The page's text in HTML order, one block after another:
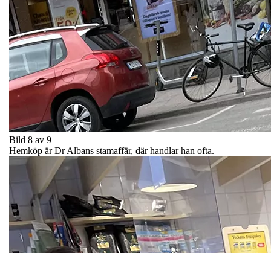
Bild 8 av 9
Hemköp är Dr Albans stamaffär, där handlar han ofta.